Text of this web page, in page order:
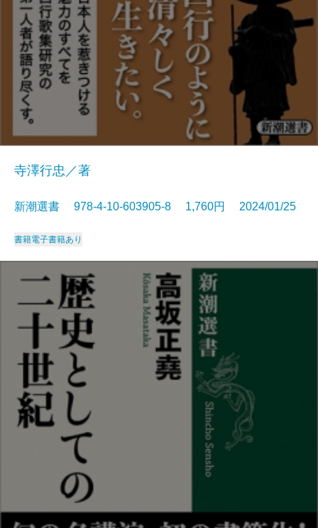
寺澤行忠／著
新潮選書 978-4-10-603905-8 1,760円 2024/01/25
書籍電子書籍あり